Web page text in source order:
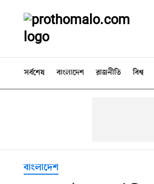
সর্বশেষ বাংলাদেশ রাজনীতি বিশ্ব
বাংলাদেশ